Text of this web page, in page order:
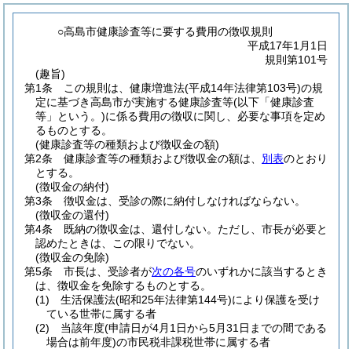
○高島市健康診査等に要する費用の徴収規則
平成17年1月1日
規則第101号
(趣旨)
第1条
この規則は、健康増進法(平成14年法律第103号)の規
定に基づき高島市が実施する健康診査等(以下「健康診査
等」という。)に係る費用の徴収に関し、必要な事項を定め
るものとする。
(健康診査等の種類および徴収金の額)
第2条
健康診査等の種類および徴収金の額は、 別表のとおり
とする。
(徴収金の納付)
第3条
徴収金は、受診の際に納付しなければならない。
(徴収金の還付)
第4条
既納の徴収金は、還付しない。 ただし、市長が必要と
認めたときは、この限りでない。
(徴収金の免除)
第5条
市長は、受診者が次の各号のいずれかに該当するとき
は、徴収金を免除するものとする。
(1)
生活保護法(昭和25年法律第144号)により保護を受け
ている世帯に属する者
(2)
当該年度(申請日が4月1日から5月31日までの間である
場合は前年度)の市民税非課税世帯に属する者